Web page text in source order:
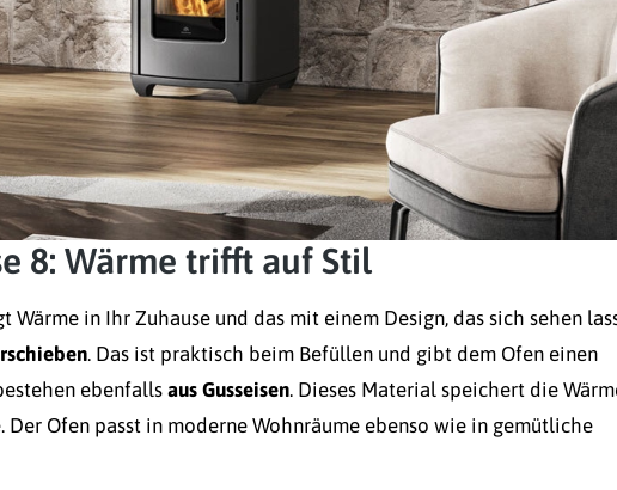
8: Wärme trifft auf Stil
in Ihr Zuhause und das mit einem Design, das sich sehen
. Das ist praktisch beim Befüllen und gibt dem Ofen einen
ebenfalls aus Gusseisen. Dieses Material speichert die
Ofen passt in moderne Wohnräume ebenso wie in gemütliche